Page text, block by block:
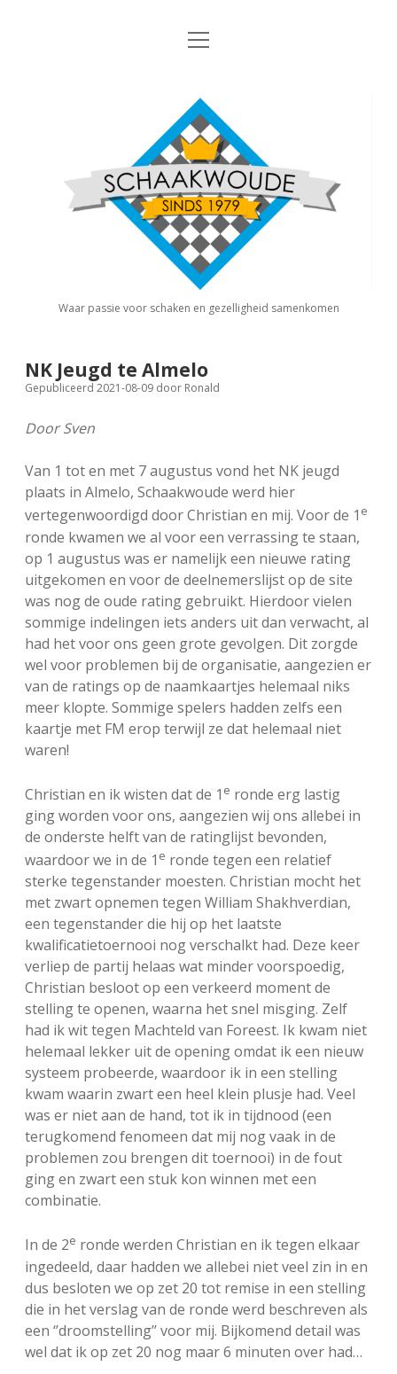
Nieuws
Algemene Informatie
Privacy Statement
Interne Competitie
dropdown
menu
Competitiereglement
Externe Competitie open
KNSB: Schaakwoude I
KNSB: Schaakwoude II
FSB: Schaakwoude I
FSB: Schaakwoude III
Jeugdschaken
Eregalerij
Agenda
Sponsoren
facebook
instagram
open
Schaakvereniging
Schaakwoude
Waar passie voor schaken en gezelligheid samenkomen
NK Jeugd te Almelo
Gepubliceerd 2021-08-09 door Ronald
Door Sven
Van 1 tot en met 7 augustus vond het NK jeugd
plaats in Almelo, Schaakwoude werd hier
vertegenwoordigd door Christian en mij. Voor de 1 e
ronde kwamen we al voor een verrassing te staan,
op 1 augustus was er namelijk een nieuwe rating
uitgekomen en voor de deelnemerslijst op de site
was nog de oude rating gebruikt. Hierdoor vielen
sommige indelingen iets anders uit dan verwacht, al
had het voor ons geen grote gevolgen. Dit zorgde
wel voor problemen bij de organisatie, aangezien er
van de ratings op de naamkaartjes helemaal niks
meer klopte. Sommige spelers hadden zelfs een
kaartje met FM erop terwijl ze dat helemaal niet
waren!
Christian en ik wisten dat de 1 e ronde erg lastig
ging worden voor ons, aangezien wij ons allebei in
de onderste helft van de ratinglijst bevonden,
waardoor we in de 1 e ronde tegen een relatief
sterke tegenstander moesten. Christian mocht het
met zwart opnemen tegen William Shakhverdian,
een tegenstander die hij op het laatste
kwalificatietoernooi nog verschalkt had. Deze keer
verliep de partij helaas wat minder voorspoedig,
Christian besloot op een verkeerd moment de
stelling te openen, waarna het snel misging. Zelf
had ik wit tegen Machteld van Foreest. Ik kwam niet
helemaal lekker uit de opening omdat ik een nieuw
systeem probeerde, waardoor ik in een stelling
kwam waarin zwart een heel klein plusje had. Veel
was er niet aan de hand, tot ik in tijdnood (een
terugkomend fenomeen dat mij nog vaak in de
problemen zou brengen dit toernooi) in de fout
ging en zwart een stuk kon winnen met een
combinatie.
In de 2e ronde werden Christian en ik tegen elkaar
ingedeeld, daar hadden we allebei niet veel zin in en
dus besloten we op zet 20 tot remise in een stelling
die in het verslag van de ronde werd beschreven als
een ‘’droomstelling’’ voor mij. Bijkomend detail was
wel dat ik op zet 20 nog maar 6 minuten over had…